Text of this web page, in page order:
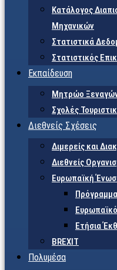
Κατάλογος
Μηχανικών
Στατιστικά
Στατιστικός
Εκπαίδευση
Μητρώο
Σχολές
Διεθνείς Σχέσεις
Διμερείς και
Διεθνείς
Ευρωπαϊκή
Ετήσια
BREXIT
Πολυμέσα